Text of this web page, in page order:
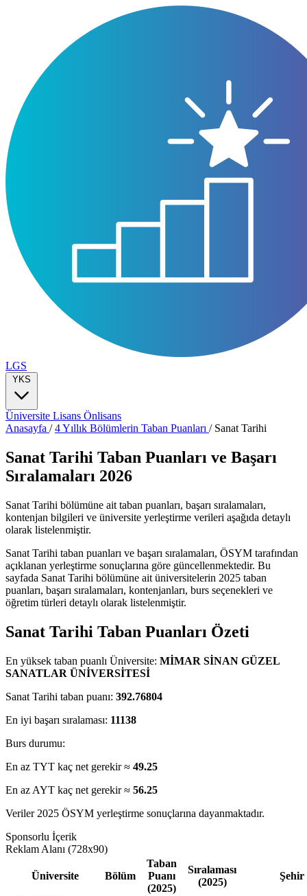
LGS
YKS
Üniversite Lisans Önlisans
Anasayfa /4 Yıllık Bölümlerin Taban Puanları / Sanat Tarihi
Sanat Tarihi Taban Puanları ve Başarı
Sıralamaları 2026
Sanat Tarihi bölümüne ait taban puanları, başarı sıralamaları,
kontenjan bilgileri ve üniversite yerleştirme verileri aşağıda detaylı
olarak listelenmiştir.
Sanat Tarihi taban puanları ve başarı sıralamaları, ÖSYM tarafından
açıklanan yerleştirme sonuçlarına göre güncellenmektedir. Bu
sayfada Sanat Tarihi bölümüne ait üniversitelerin 2025 taban
puanları, başarı sıralamaları, kontenjanları, burs seçenekleri ve
öğretim türleri detaylı olarak listelenmiştir.
Sanat Tarihi Taban Puanları Özeti
En yüksek taban puanlı Üniversite: MİMAR SİNAN GÜZEL
SANATLAR ÜNİVERSİTESİ
Sanat Tarihi taban puanı: 392.76804
En iyi başarı sıralaması: 11138
Burs durumu:
En az TYT kaç net gerekir ≈ 49.25
En az AYT kaç net gerekir ≈ 56.25
Veriler 2025 ÖSYM yerleştirme sonuçlarına dayanmaktadır.
Sponsorlu İçerik
Reklam Alanı (728x90)
Üniversite Bölüm
Taban
Puanı
(2025)
Sıralaması
(2025)
Şehir